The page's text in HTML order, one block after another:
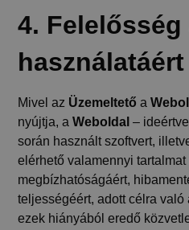
4. Felelősség
használatáért
Mivel az Üzemeltető a
nyújtja, aWeboldal –
során használt szoftvert,
elérhető valamennyi
megbízhatóságáért,
teljességéért, adott célra
ezek hiányából eredő